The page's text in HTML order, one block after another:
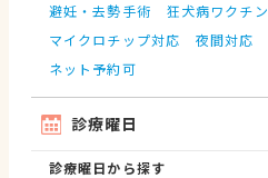
避妊・去勢手術
狂犬病ワクチン
マイクロチップ対応
夜間対応
ネット予約可
診療曜日
診療曜日から探す